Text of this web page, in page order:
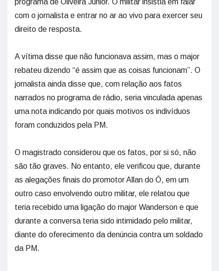
programa de Oliveira Junior. O militar insistia em falar
com o jornalista e entrar no ar ao vivo para exercer seu
direito de resposta.
A vítima disse que não funcionava assim, mas o major
rebateu dizendo “é assim que as coisas funcionam”. O
jornalista ainda disse que, com relação aos fatos
narrados no programa de rádio, seria vinculada apenas
uma nota indicando por quais motivos os indivíduos
foram conduzidos pela PM.
O magistrado considerou que os fatos, por si só, não
são tão graves. No entanto, ele verificou que, durante
as alegações finais do promotor Allan do Ó, em um
outro caso envolvendo outro militar, ele relatou que
teria recebido uma ligação do major Wanderson e que
durante a conversa teria sido intimidado pelo militar,
diante do oferecimento da denúncia contra um soldado
da PM.